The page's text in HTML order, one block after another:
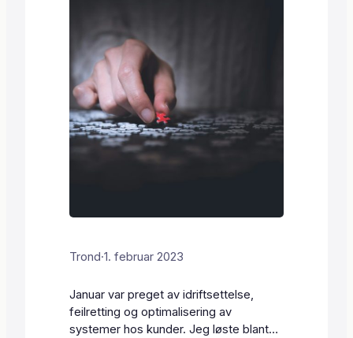
Trond·1. februar 2023
Januar var preget av idriftsettelse,
feilretting og optimalisering av
systemer hos kunder. Jeg løste blant